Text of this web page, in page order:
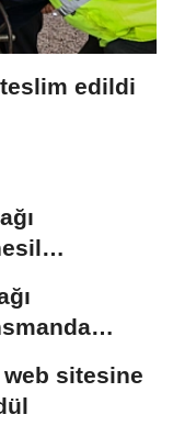
teslim edildi
web sitesine